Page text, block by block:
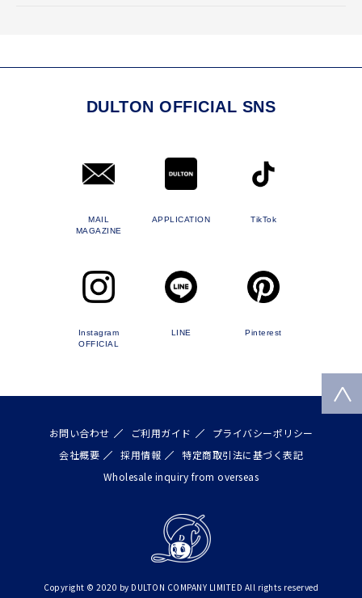
DULTON OFFICIAL SNS
MAIL
MAGAZINE
APPLICATION TikTok
Instagram
OFFICIAL
LINE Pinterest
お問い合わせ ご利用ガイド
プライバシーポリシー
会社概要
採用情報
特定商取引法に基づく表記
Wholesale inquiry from overseas
Copyright © 2020 by DULTON COMPANY LIMITED All rights reserved